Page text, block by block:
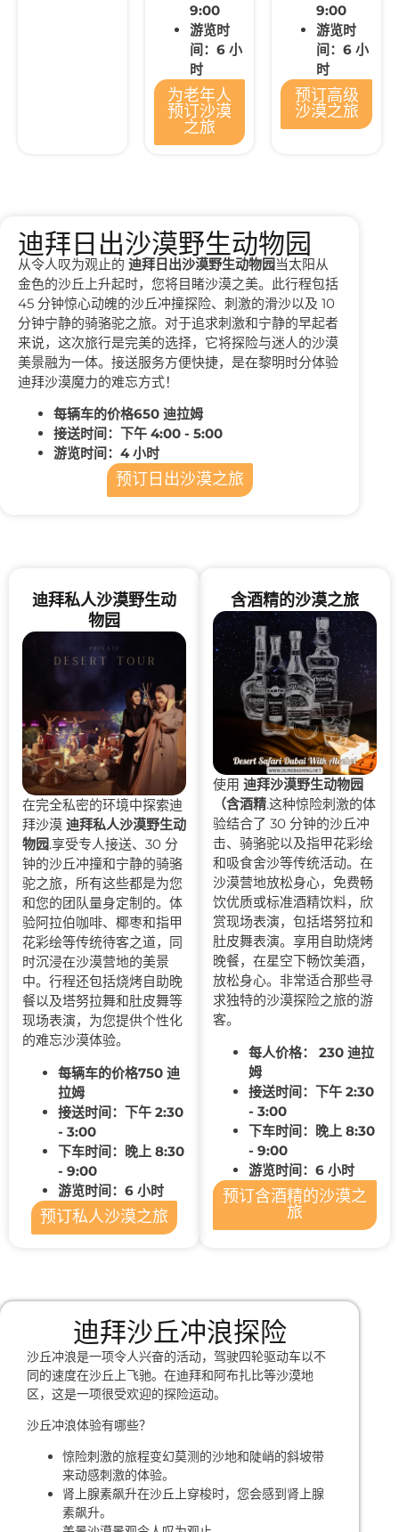
9:00
游览时
间：6 小
时
为老年人
预订沙漠
之旅
9:00
游览时
间：6 小
时
预订高级
沙漠之旅
迪拜日出沙漠野生动物园
从令人叹为观止的 迪拜日出沙漠野生动物园当太阳从
金色的沙丘上升起时，您将目睹沙漠之美。此行程包括
45 分钟惊心动魄的沙丘冲撞探险、刺激的滑沙以及 10
分钟宁静的骑骆驼之旅。对于追求刺激和宁静的早起者
来说，这次旅行是完美的选择，它将探险与迷人的沙漠
美景融为一体。接送服务方便快捷，是在黎明时分体验
迪拜沙漠魔力的难忘方式！
每辆车的价格650 迪拉姆
接送时间：下午 4:00 - 5:00
游览时间：4 小时
预订日出沙漠之旅
迪拜私人沙漠野生动
物园
在完全私密的环境中探索迪
拜沙漠 迪拜私人沙漠野生动
物园.享受专人接送、30 分
钟的沙丘冲撞和宁静的骑骆
驼之旅，所有这些都是为您
和您的团队量身定制的。体
验阿拉伯咖啡、椰枣和指甲
花彩绘等传统待客之道，同
时沉浸在沙漠营地的美景
中。行程还包括烧烤自助晚
餐以及塔努拉舞和肚皮舞等
现场表演，为您提供个性化
的难忘沙漠体验。
每辆车的价格750 迪
拉姆
接送时间：下午 2:30
- 3:00
下车时间：晚上 8:30
- 9:00
游览时间：6 小时
预订私人沙漠之旅
含酒精的沙漠之旅
使用 迪拜沙漠野生动物园
（含酒精.这种惊险刺激的体
验结合了 30 分钟的沙丘冲
击、骑骆驼以及指甲花彩绘
和吸食舍沙等传统活动。在
沙漠营地放松身心，免费畅
饮优质或标准酒精饮料，欣
赏现场表演，包括塔努拉和
肚皮舞表演。享用自助烧烤
晚餐，在星空下畅饮美酒，
放松身心。非常适合那些寻
求独特的沙漠探险之旅的游
客。
每人价格： 230 迪拉
姆
接送时间：下午 2:30
- 3:00
下车时间：晚上 8:30
- 9:00
游览时间：6 小时
预订含酒精的沙漠之
旅
迪拜沙丘冲浪探险
沙丘冲浪是一项令人兴奋的活动，驾驶四轮驱动车以不
同的速度在沙丘上飞驰。在迪拜和阿布扎比等沙漠地
区，这是一项很受欢迎的探险运动。
沙丘冲浪体验有哪些？
惊险刺激的旅程变幻莫测的沙地和陡峭的斜坡带
来动感刺激的体验。
肾上腺素飙升在沙丘上穿梭时，您会感到肾上腺
素飙升。